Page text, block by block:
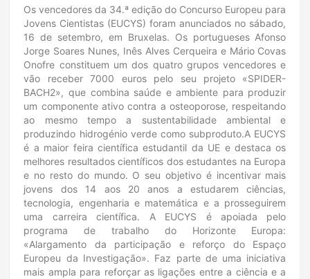
Os vencedores da 34.ª edição do Concurso Europeu para
Jovens Cientistas (EUCYS) foram anunciados no sábado,
16 de setembro, em Bruxelas. Os portugueses Afonso
Jorge Soares Nunes, Inês Alves Cerqueira e Mário Covas
Onofre constituem um dos quatro grupos vencedores e
vão receber 7000 euros pelo seu projeto «SPIDER-
BACH2», que combina saúde e ambiente para produzir
um componente ativo contra a osteoporose, respeitando
ao mesmo tempo a sustentabilidade ambiental e
produzindo hidrogénio verde como subproduto.A EUCYS
é a maior feira científica estudantil da UE e destaca os
melhores resultados científicos dos estudantes na Europa
e no resto do mundo. O seu objetivo é incentivar mais
jovens dos 14 aos 20 anos a estudarem ciências,
tecnologia, engenharia e matemática e a prosseguirem
uma carreira científica. A EUCYS é apoiada pelo
programa de trabalho do Horizonte Europa:
«Alargamento da participação e reforço do Espaço
Europeu da Investigação». Faz parte de uma iniciativa
mais ampla para reforçar as ligações entre a ciência e a